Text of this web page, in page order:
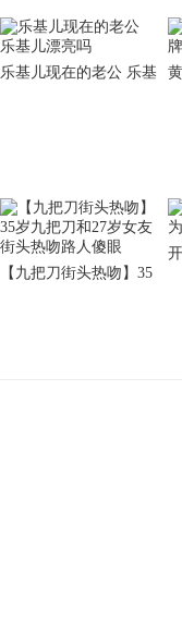
乐基儿现在的老公 乐基
【九把刀街头热吻】35